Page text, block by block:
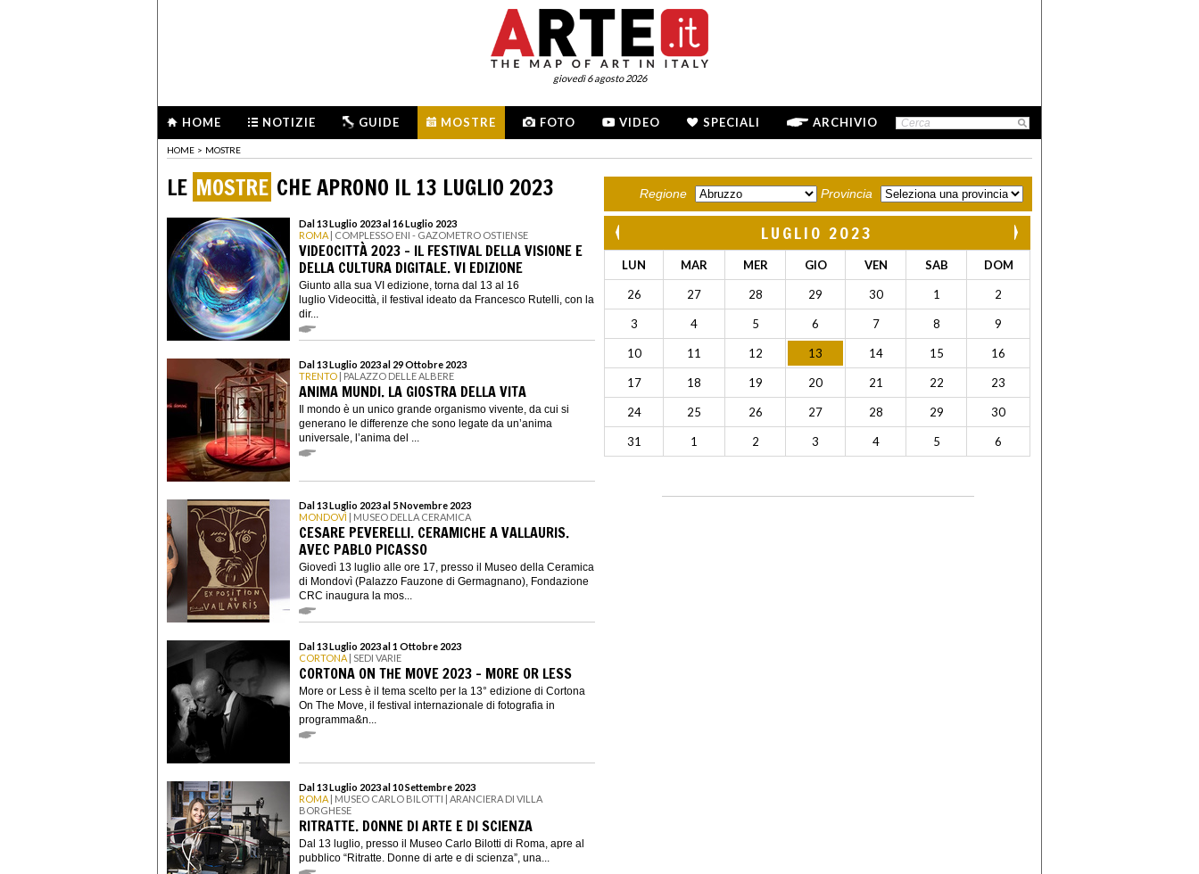
giovedì 6 agosto 2026
HOME NOTIZIE GUIDE MOSTRE FOTO VIDEO SPECIALI ARCHIVIO
HOME > MOSTRE
LE MOSTRE CHE APRONO IL 13 LUGLIO 2023
Dal 13 Luglio 2023 al 16 Luglio 2023
ROMA | COMPLESSO ENI - GAZOMETRO OSTIENSE
VIDEOCITTÀ 2023 - IL FESTIVAL DELLA VISIONE E
DELLA CULTURA DIGITALE. VI EDIZIONE
Giunto alla sua VI edizione, torna dal 13 al 16
luglio Videocittà, il festival ideato da Francesco Rutelli, con la
dir...
Dal 13 Luglio 2023 al 29 Ottobre 2023
TRENTO | PALAZZO DELLE ALBERE
ANIMA MUNDI. LA GIOSTRA DELLA VITA
Il mondo è un unico grande organismo vivente, da cui si
generano le differenze che sono legate da un’anima
universale, l’anima del ...
Dal 13 Luglio 2023 al 5 Novembre 2023
MONDOVÌ | MUSEO DELLA CERAMICA
CESARE PEVERELLI. CERAMICHE A VALLAURIS.
AVEC PABLO PICASSO
Giovedì 13 luglio alle ore 17, presso il Museo della Ceramica
di Mondovì (Palazzo Fauzone di Germagnano), Fondazione
CRC inaugura la mos...
Dal 13 Luglio 2023 al 1 Ottobre 2023
CORTONA | SEDI VARIE
CORTONA ON THE MOVE 2023 - MORE OR LESS
More or Less è il tema scelto per la 13° edizione di Cortona
On The Move, il festival internazionale di fotografia in
programma&n...
Dal 13 Luglio 2023 al 10 Settembre 2023
ROMA | MUSEO CARLO BILOTTI | ARANCIERA DI VILLA
BORGHESE
RITRATTE. DONNE DI ARTE E DI SCIENZA
Dal 13 luglio, presso il Museo Carlo Bilotti di Roma, apre al
pubblico “Ritratte. Donne di arte e di scienza”, una...
Regione Provincia
LUGLIO 2023
LUN MAR MER GIO VEN SAB DOM
26 27 28 29 30 1 2
3 4 5 6 7 8 9
10 11 12 13 14 15 16
17 18 19 20 21 22 23
24 25 26 27 28 29 30
31 1 2 3 4 5 6